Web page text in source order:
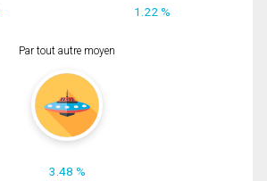
1.22 %
Par tout autre moyen
3.48 %